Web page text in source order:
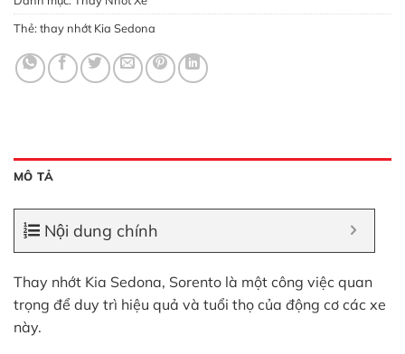
Thẻ: thay nhớt Kia Sedona
MÔ TẢ
Nội dung chính
Thay nhớt Kia Sedona, Sorento là một công việc quan
trọng để duy trì hiệu quả và tuổi thọ của động cơ các xe
này.